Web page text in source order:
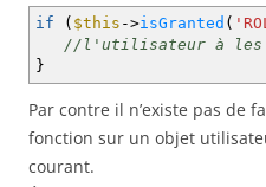
if ( $this ->isGranted (
//l'utilisateur à les
}
Par contre il n’existe pas de
fonction sur un objet
courant.